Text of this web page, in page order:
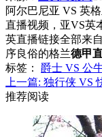
阿尔巴尼亚 VS 英
直播视频，亚VS英
英直播链接全部来
序良俗的格兰德甲
标签 ： 爵士 VS 公
上一篇: 独行侠 VS
推荐阅读